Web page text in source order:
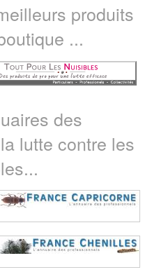
produits
...
des
lutte contre les